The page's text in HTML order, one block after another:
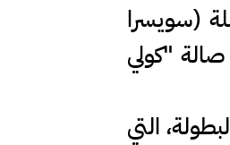
لكرة السلة (سويسرا
الأحد، على صالة "كولي
الـ16 والأخير بين المنتخبات المشاركة في النسخة الـ17 من البطولة، التي